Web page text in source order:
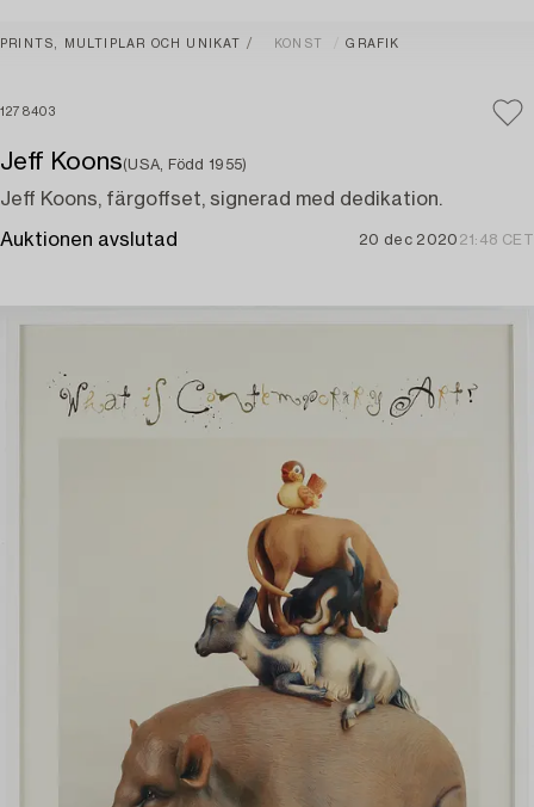
PRINTS, MULTIPLAR OCH UNIKAT KONST GRAFIK
1278403
Jeff Koons(USA, Född 1955)
Jeff Koons, färgoffset, signerad med dedikation.
Auktionen avslutad 20 dec 2020 21:48 CET